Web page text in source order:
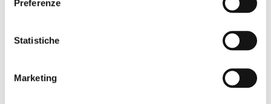
Preferenze
Statistiche
Marketing